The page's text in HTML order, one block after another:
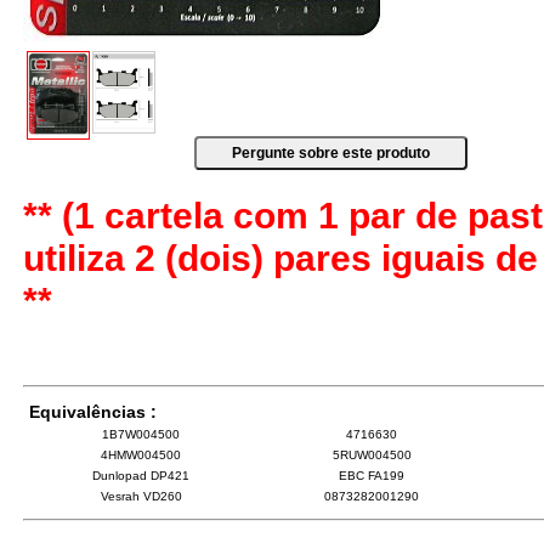
** (1 cartela com 1 par de
utiliza 2 (dois) pares iguais
**
Equivalências :
1B7W004500
4716630
4HMW004500
5RUW004500
Dunlopad DP421
EBC FA199
Vesrah VD260
0873282001290